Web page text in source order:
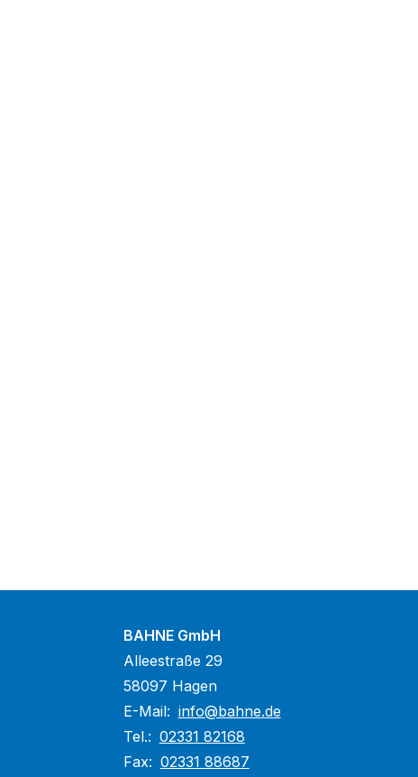
BAHNE GmbH
Alleestraße 29
58097 Hagen
E-Mail: info@bahne.de
Tel.: 02331 82168
Fax: 02331 88687